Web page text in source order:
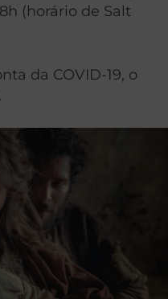
(horário de Salt
da COVID-19, o